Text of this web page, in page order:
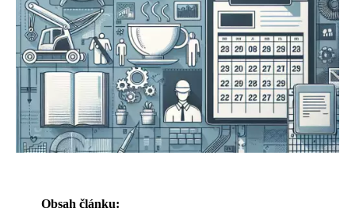
Obsah článku: